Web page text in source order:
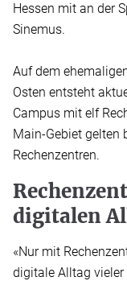
Hessen mit an der
Sinemus.
Auf dem
Osten entsteht
Campus mit elf
Main-Gebiet gelten
Rechenzentren.
digitalen
«Nur mit
digitale Alltag